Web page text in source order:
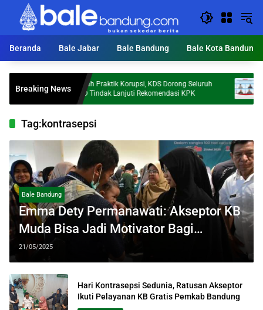
Langsung
konten
Beranda
Bale Jabar Bale Bandung Bale Kota Bandung
Breaking NewsCegah Praktik Korupsi, KDS Dorong Seluruh
OPD Tindak Lanjuti Rekomendasi KPK
Investor
Sebut
Tag:kontrasepsi
Bale Bandung
Emma Dety Permanawati: Akseptor KB
Muda Bisa Jadi Motivator Bagi
Pasangan Usia Subur
21/05/2025
Hari Kontrasepsi Sedunia, Ratusan Akseptor
Ikuti Pelayanan KB Gratis Pemkab Bandung